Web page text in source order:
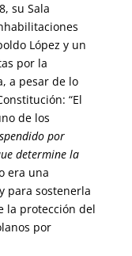
su Sala
López y un
por la
a pesar de lo
“El
de los
por
determine la
era una
para sostenerla
la protección del
por